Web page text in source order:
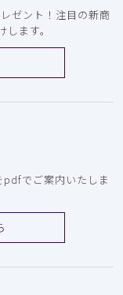
ゼント！注目の新商
ます。
でご案内いたしま